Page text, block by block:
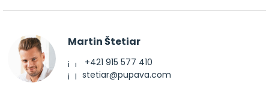
Martin Štetiar
+421 915 577 410
stetiar@pupava.com